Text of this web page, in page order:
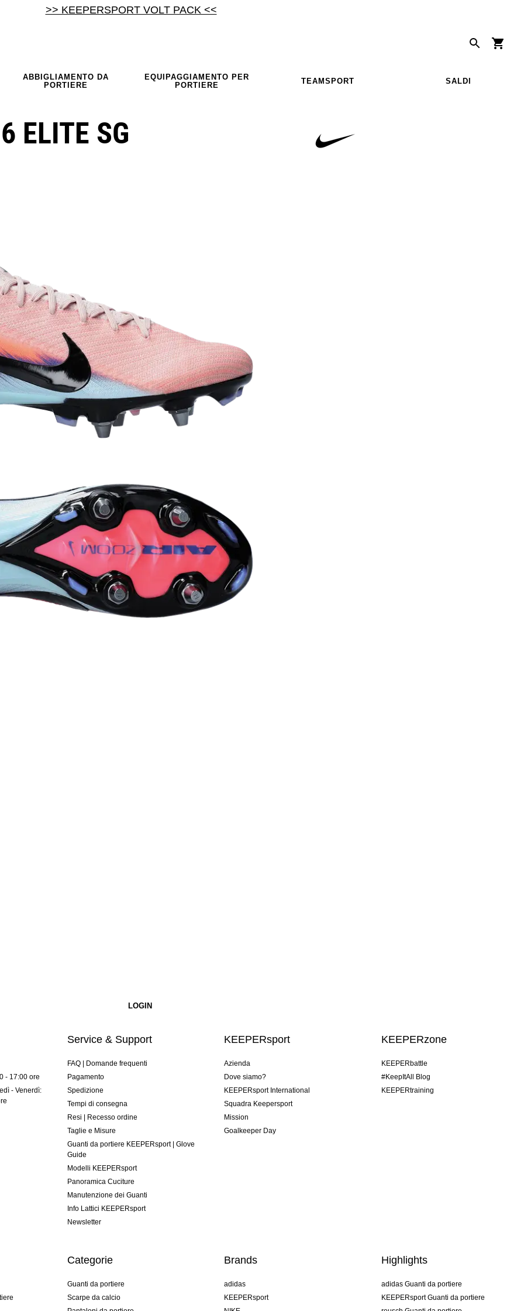
>> KEEPERSPORT VOLT PACK <<
ABBIGLIAMENTO DA
PORTIERE
EQUIPAGGIAMENTO PER
PORTIERE
TEAMSPORT SALDI
ELITE SG
- 17:00 ore
- Venerdì:
Service & Support
FAQ | Domande frequenti
Pagamento
Spedizione
Tempi di consegna
Resi | Recesso ordine
Taglie e Misure
Guanti da portiere KEEPERsport | Glove
Guide
Modelli KEEPERsport
Panoramica Cuciture
Manutenzione dei Guanti
Info Lattici KEEPERsport
Newsletter
KEEPERsport
Azienda
Dove siamo?
KEEPERsport International
Squadra Keepersport
Mission
Goalkeeper Day
KEEPERzone
KEEPERbattle
#KeepItAll Blog
KEEPERtraining
Categorie
Guanti da portiere
Scarpe da calcio
Brands
adidas
KEEPERsport
Highlights
adidas Guanti da portiere
KEEPERsport Guanti da portiere